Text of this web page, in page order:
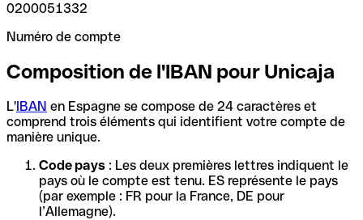
0200051332
Numéro de compte
Composition de l'IBAN pour Unicaja
L'IBAN en Espagne se compose de 24 caractères et
comprend trois éléments qui identifient votre compte de
manière unique.
Code pays : Les deux premières lettres indiquent le
pays où le compte est tenu. ES représente le pays
(par exemple : FR pour la France, DE pour
l’Allemagne).